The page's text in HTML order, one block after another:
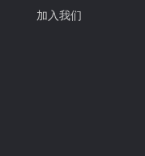
加入我们